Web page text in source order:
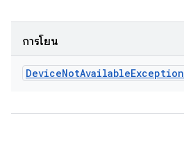
การโยน
DeviceNotAvailableException